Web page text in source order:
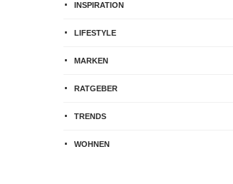
INSPIRATION
LIFESTYLE
MARKEN
RATGEBER
TRENDS
WOHNEN